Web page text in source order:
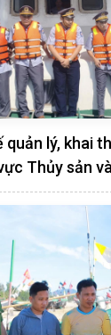
quản lý, khai
Thủy sản